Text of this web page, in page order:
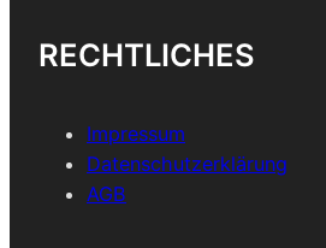
RECHTLICHES
Impressum
Datenschutzerklärung
AGB